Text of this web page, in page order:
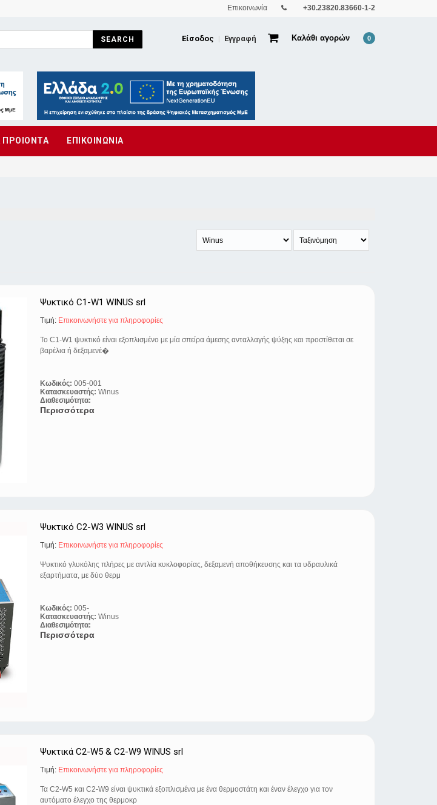
Επικοινωνία +30.23820.83660-1-2
SEARCH Καλάθι αγορών 0
Εγγραφή
Είσοδος
ΠΡΟΙΟΝΤΑ ΕΠΙΚΟΙΝΩΝΙΑ
Ψυκτικό C1-W1 WINUS srl
Τιμή: Eπικοινωνήστε για πληροφορίες
Το C1-W1 ψυκτικό είναι εξοπλισμένο με μία σπείρα άμεσης ανταλλαγής ψύξης και προστίθεται σε
βαρέλια ή δεξαμενέ�
Κωδικός:005-001
Κατασκευαστής: Winus
Διαθεσιμότητα:
Περισσότερα
Ψυκτικό C2-W3 WINUS srl
Τιμή: Eπικοινωνήστε για πληροφορίες
Ψυκτικό γλυκόλης πλήρες με αντλία κυκλοφορίας, δεξαμενή αποθήκευσης και τα υδραυλικά
εξαρτήματα, με δύο θερμ
Κωδικός:005-
Κατασκευαστής: Winus
Διαθεσιμότητα:
Περισσότερα
Ψυκτικά C2-W5 & C2-W9 WINUS srl
Τιμή: Eπικοινωνήστε για πληροφορίες
Τα C2-W5 και C2-W9 είναι ψυκτικά εξοπλισμένα με ένα θερμοστάτη και έναν έλεγχο για τον
αυτόματο έλεγχο της θερμοκρ